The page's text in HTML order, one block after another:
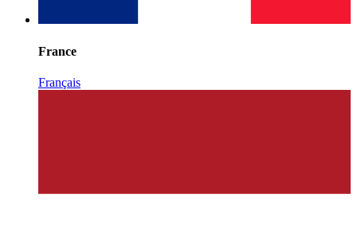
France
Français